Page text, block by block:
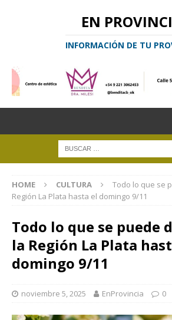
EN
INFORMACIÓN DE TU
HOME CULTURA
Todo lo que se
Región La Plata hasta el domingo 9/11
Todo lo que se puede
la Región La Plata
domingo 9/11
noviembre 5, 2025 EnProvincia 0